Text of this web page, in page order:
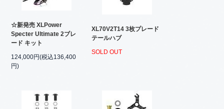
☆新発売 XLPower
Specter Ultimate 2ブレ
ード キット
124,000円(税込136,400
円)
XL70V2T14 3枚プレード
テールハブ
SOLD OUT